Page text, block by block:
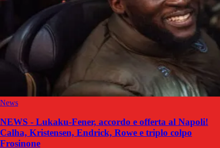
News
NEWS - Lukaku-Fener, accordo e offerta al Napoli!
Calha, Kristensen, Endrick, Rowe e triplo colpo
Frosinone